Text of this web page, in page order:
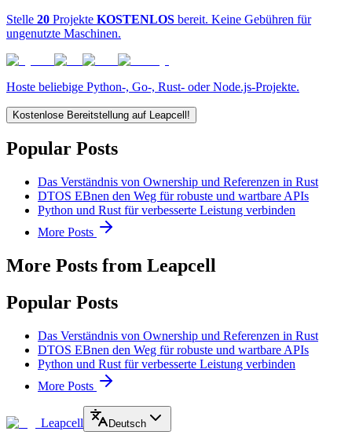
Stelle 20 Projekte KOSTENLOS bereit. Keine Gebühren für
ungenutzte Maschinen.
Hoste beliebige Python-, Go-, Rust- oder Node.js-Projekte.
Kostenlose Bereitstellung auf Leapcell!
Popular Posts
Das Verständnis von Ownership und Referenzen in Rust
DTOS EBnen den Weg für robuste und wartbare APIs
Python und Rust für verbesserte Leistung verbinden
More Posts
More Posts from Leapcell
Popular Posts
Das Verständnis von Ownership und Referenzen in Rust
DTOS EBnen den Weg für robuste und wartbare APIs
Python und Rust für verbesserte Leistung verbinden
More Posts
Leapcell Deutsch